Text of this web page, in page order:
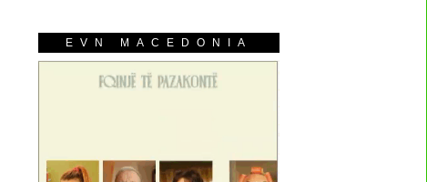
EVN MACEDONIA